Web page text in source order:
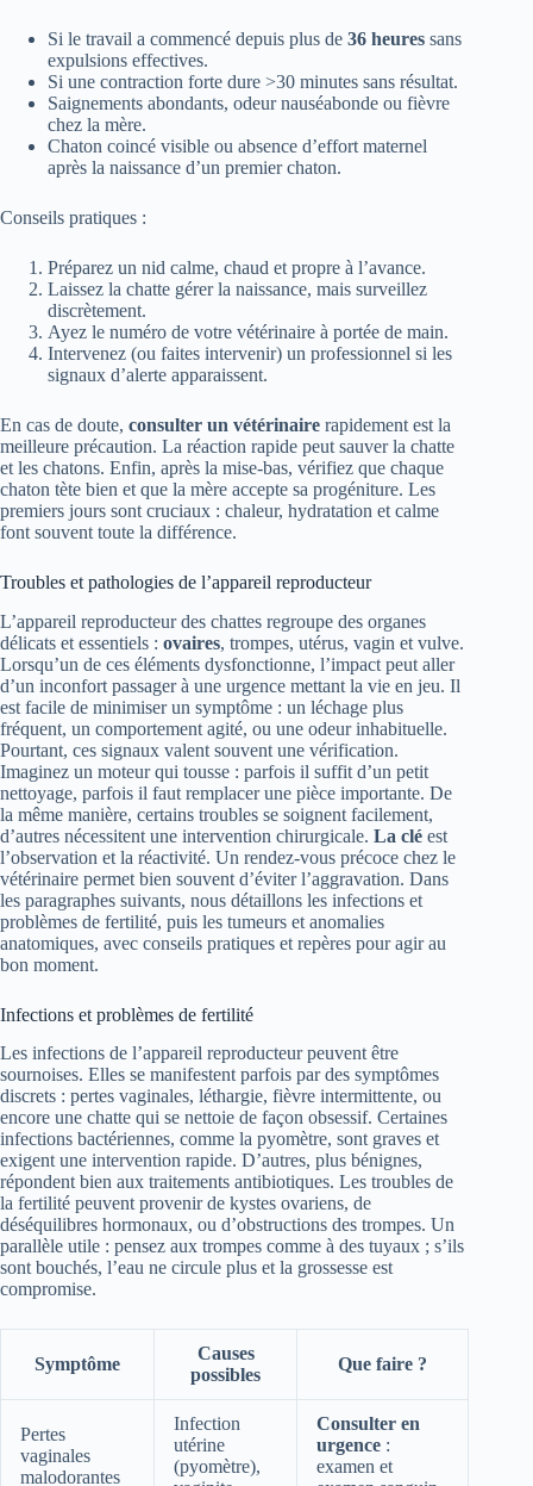
Si le travail a commencé depuis plus de 36 heures sans
expulsions effectives.
Si une contraction forte dure >30 minutes sans résultat.
Saignements abondants, odeur nauséabonde ou fièvre
chez la mère.
Chaton coincé visible ou absence d’effort maternel
après la naissance d’un premier chaton.
Conseils pratiques :
Préparez un nid calme, chaud et propre à l’avance.
Laissez la chatte gérer la naissance, mais surveillez
discrètement.
Ayez le numéro de votre vétérinaire à portée de main.
Intervenez (ou faites intervenir) un professionnel si les
signaux d’alerte apparaissent.
En cas de doute, consulter un vétérinaire rapidement est la
meilleure précaution. La réaction rapide peut sauver la chatte
et les chatons. Enfin, après la mise-bas, vérifiez que chaque
chaton tète bien et que la mère accepte sa progéniture. Les
premiers jours sont cruciaux : chaleur, hydratation et calme
font souvent toute la différence.
Troubles et pathologies de l’appareil reproducteur
L’appareil reproducteur des chattes regroupe des organes
délicats et essentiels : ovaires, trompes, utérus, vagin et vulve.
Lorsqu’un de ces éléments dysfonctionne, l’impact peut aller
d’un inconfort passager à une urgence mettant la vie en jeu. Il
est facile de minimiser un symptôme : un léchage plus
fréquent, un comportement agité, ou une odeur inhabituelle.
Pourtant, ces signaux valent souvent une vérification.
Imaginez un moteur qui tousse : parfois il suffit d’un petit
nettoyage, parfois il faut remplacer une pièce importante. De
la même manière, certains troubles se soignent facilement,
d’autres nécessitent une intervention chirurgicale. La clé est
l’observation et la réactivité. Un rendez-vous précoce chez le
vétérinaire permet bien souvent d’éviter l’aggravation. Dans
les paragraphes suivants, nous détaillons les infections et
problèmes de fertilité, puis les tumeurs et anomalies
anatomiques, avec conseils pratiques et repères pour agir au
bon moment.
Infections et problèmes de fertilité
Les infections de l’appareil reproducteur peuvent être
sournoises. Elles se manifestent parfois par des symptômes
discrets : pertes vaginales, léthargie, fièvre intermittente, ou
encore une chatte qui se nettoie de façon obsessif. Certaines
infections bactériennes, comme la pyomètre, sont graves et
exigent une intervention rapide. D’autres, plus bénignes,
répondent bien aux traitements antibiotiques. Les troubles de
la fertilité peuvent provenir de kystes ovariens, de
déséquilibres hormonaux, ou d’obstructions des trompes. Un
parallèle utile : pensez aux trompes comme à des tuyaux ; s’ils
sont bouchés, l’eau ne circule plus et la grossesse est
compromise.
Symptôme
Causes
possibles
Que faire ?
Pertes
vaginales
malodorantes
Infection
utérine
(pyomètre),
Consulter en
urgence :
examen et